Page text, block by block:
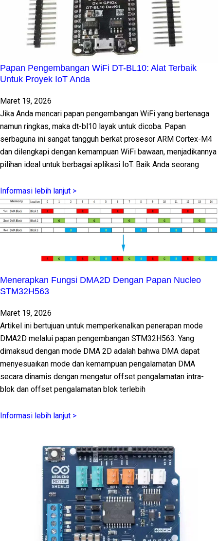
Papan Pengembangan WiFi DT-BL10: Alat Terbaik
Untuk Proyek IoT Anda
Maret 19, 2026
Jika Anda mencari papan pengembangan WiFi yang bertenaga
namun ringkas, maka dt-bl10 layak untuk dicoba. Papan
serbaguna ini sangat tangguh berkat prosesor ARM Cortex-M4
dan dilengkapi dengan kemampuan WiFi bawaan, menjadikannya
pilihan ideal untuk berbagai aplikasi IoT. Baik Anda seorang
Informasi lebih lanjut >
Menerapkan Fungsi DMA2D Dengan Papan Nucleo
STM32H563
Maret 19, 2026
Artikel ini bertujuan untuk memperkenalkan penerapan mode
DMA2D melalui papan pengembangan STM32H563. Yang
dimaksud dengan mode DMA 2D adalah bahwa DMA dapat
menyesuaikan mode dan kemampuan pengalamatan DMA
secara dinamis dengan mengatur offset pengalamatan intra-
blok dan offset pengalamatan blok terlebih
Informasi lebih lanjut >